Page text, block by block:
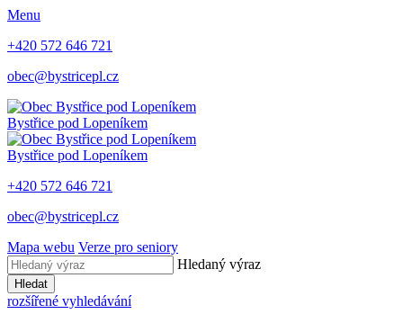
Menu
+420 572 646 721
obec@bystricepl.cz
Bystřice pod Lopeníkem
Bystřice pod Lopeníkem
+420 572 646 721
obec@bystricepl.cz
Mapa webu Verze pro seniory
Hledaný výraz
Hledat
rozšířené vyhledávání